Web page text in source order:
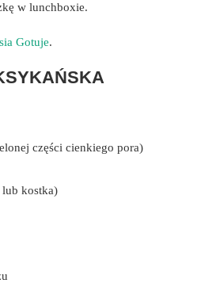
w lunchboxie.
Gotuje.
części cienkiego pora)
lub kostka)